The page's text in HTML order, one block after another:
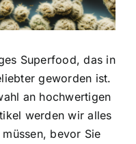
Superfood, das in
geworden ist.
an hochwertigen
werden wir alles
bevor Sie